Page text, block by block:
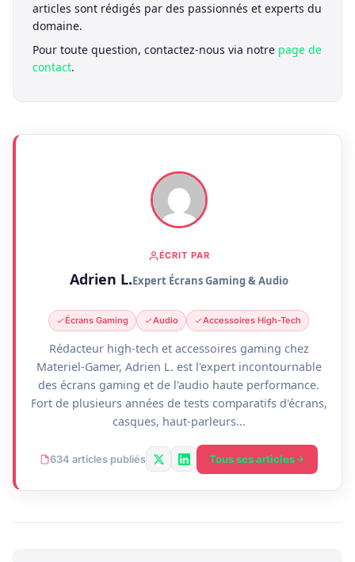
articles sont rédigés par des passionnés et experts du
domaine.
Pour toute question, contactez-nous via notre page de
contact.
ÉCRIT PAR
Adrien L.Expert Écrans Gaming & Audio
Écrans Gaming Audio Accessoires High-Tech
Rédacteur high-tech et accessoires gaming chez
Materiel-Gamer, Adrien L. est l'expert incontournable
des écrans gaming et de l'audio haute performance.
Fort de plusieurs années de tests comparatifs d'écrans,
casques, haut-parleurs...
634 articles publiés Tous ses articles